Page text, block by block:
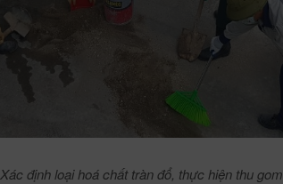
Xác định loại hoá chất tràn đổ, thực hiện thu gom